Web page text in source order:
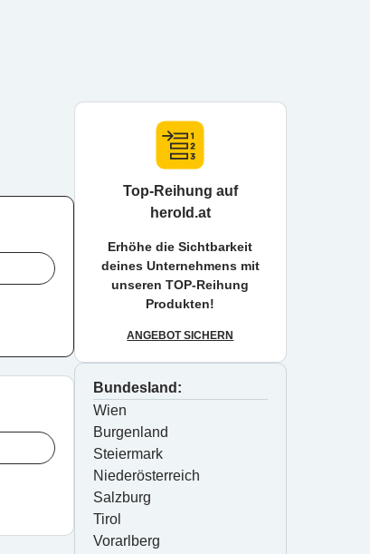
Top-Reihung auf
herold.at
Erhöhe die Sichtbarkeit
deines Unternehmens mit
unseren TOP-Reihung
Produkten!
ANGEBOT SICHERN
Bundesland:
Wien
Burgenland
Steiermark
Niederösterreich
Salzburg
Tirol
Vorarlberg